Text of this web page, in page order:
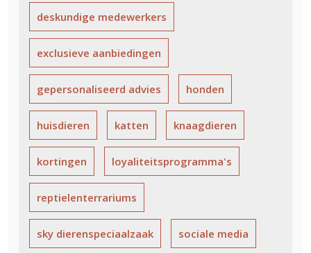
deskundige medewerkers
exclusieve aanbiedingen
gepersonaliseerd advies honden
huisdieren katten knaagdieren
kortingen loyaliteitsprogramma's
reptielenterrariums
sky dierenspeciaalzaak sociale media